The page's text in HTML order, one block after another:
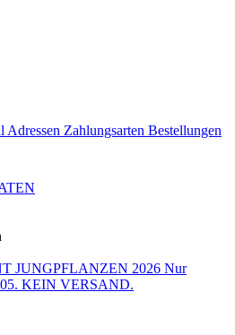
Adressen Zahlungsarten Bestellungen
JUNGPFLANZEN 2026 Nur
KEIN VERSAND.